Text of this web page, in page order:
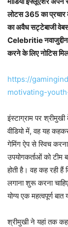
लोटस 365 का प्रचार
का अवैध सट्टेबाजी
Celebritie नवाजुद्दीन
करने के लिए नोटिस
https://
motivating-
इंस्टाग्राम पर
वीडियो में, वह यह
गेमिंग ऐप से स्विच
उपयोगकर्ताओं को
होती है। वह कह रही
लगाना शुरू करना
योग्य एक महत्वपूर्ण
श्रीमुखी ने यहां तक